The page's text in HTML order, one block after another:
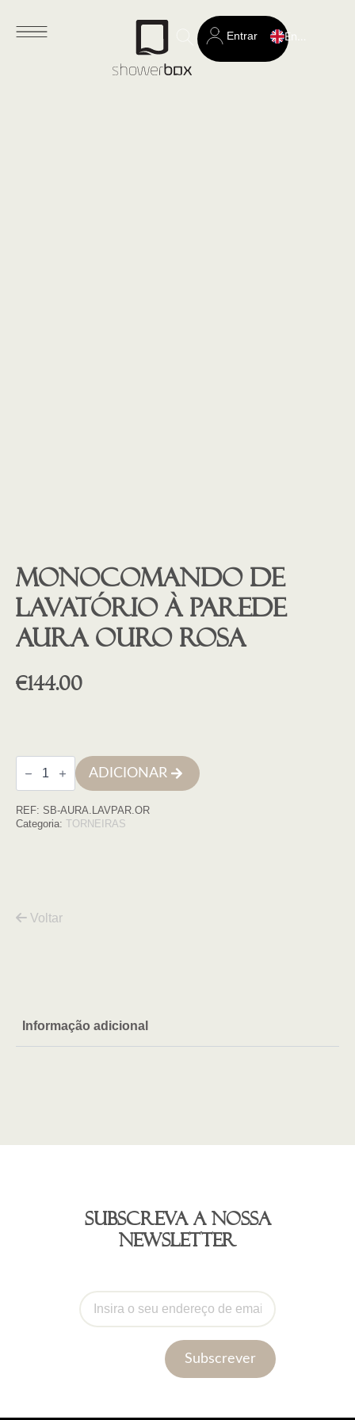
Search
for:
Entrar
Monocomando de
lavatório à parede
AURA ouro rosa
€144.00
Quantidade
de
Monocomando
lavatório
à
ADICIONAR
REF: SB-AURA.LAVPAR.OR
Categoria: TORNEIRAS
Voltar
Informação adicional
Subscreva a nossa
newsletter
Subscrever